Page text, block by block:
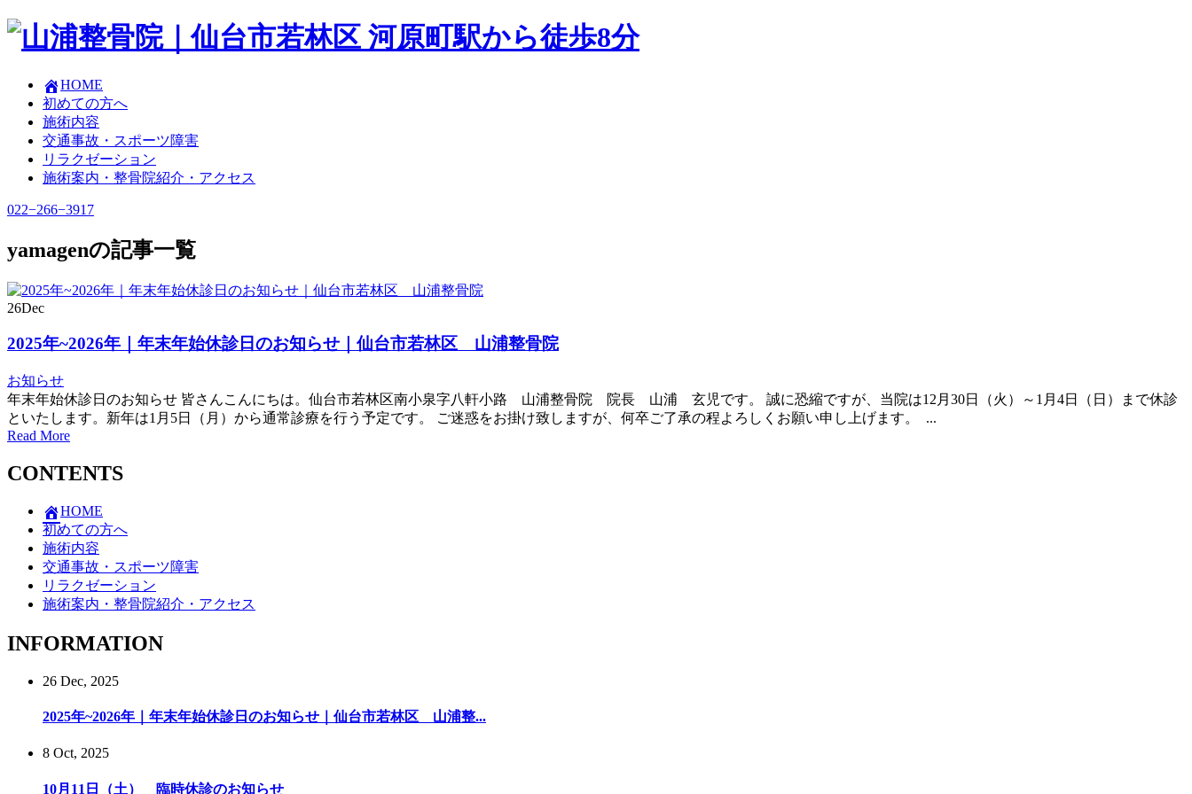
HOME
初めての方へ
施術内容
交通事故・スポーツ障害
リラクゼーション
施術案内・整骨院紹介・アクセス
022−266−3917
yamagenの記事一覧
26Dec
2025年~2026年｜年末年始休診日のお知らせ｜仙台市若林区 山浦整骨院
お知らせ
年末年始休診日のお知らせ 皆さんこんにちは。仙台市若林区南小泉字八軒小路 山浦整骨院 院長 山浦 玄児です。 誠に恐縮ですが、当院は12月30日（火）～1月4日（日）まで休診
といたします。新年は1月5日（月）から通常診療を行う予定です。 ご迷惑をお掛け致しますが、何卒ご了承の程よろしくお願い申し上げます。 ...
Read More
CONTENTS
HOME
初めての方へ
施術内容
交通事故・スポーツ障害
リラクゼーション
施術案内・整骨院紹介・アクセス
INFORMATION
26 Dec, 2025
2025年~2026年｜年末年始休診日のお知らせ｜仙台市若林区 山浦整...
8 Oct, 2025
10月11日（土） 臨時休診のお知らせ